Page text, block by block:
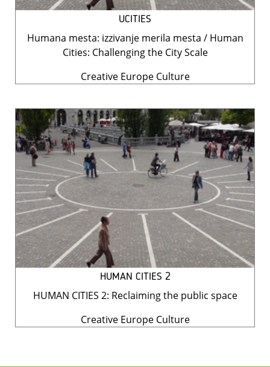
UCITIES
Humana mesta: izzivanje merila mesta / Human
Cities: Challenging the City Scale
Creative Europe Culture
HUMAN CITIES 2
HUMAN CITIES 2: Reclaiming the public space
Creative Europe Culture